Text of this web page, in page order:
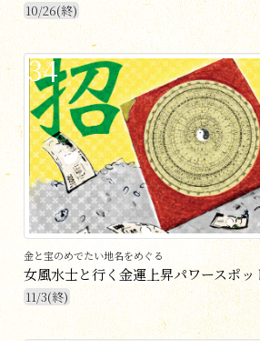
10/26(終)
34
金と宝のめでたい地名をめぐる
女風水士と行く金運上昇パワースポ
11/3(終)